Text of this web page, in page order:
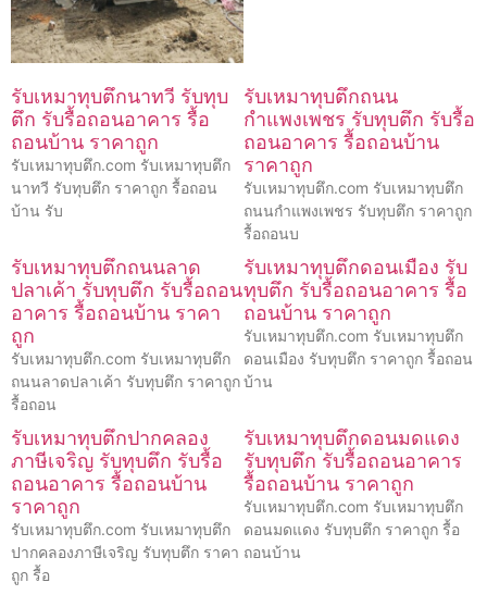
รับเหมาทุบตึกนาทวี รับทุบ
ตึก รับรื้อถอนอาคาร รื้อ
ถอนบ้าน ราคาถูก
รับเหมาทุบตึก.com รับเหมาทุบตึก
นาทวี รับทุบตึก ราคาถูก รื้อถอน
บ้าน รับ
รับเหมาทุบตึกถนน
กำแพงเพชร รับทุบตึก รับรื้อ
ถอนอาคาร รื้อถอนบ้าน
ราคาถูก
รับเหมาทุบตึก.com รับเหมาทุบตึก
ถนนกำแพงเพชร รับทุบตึก ราคาถูก
รื้อถอนบ
รับเหมาทุบตึกถนนลาด
ปลาเค้า รับทุบตึก รับรื้อถอน
อาคาร รื้อถอนบ้าน ราคา
ถูก
รับเหมาทุบตึก.com รับเหมาทุบตึก
ถนนลาดปลาเค้า รับทุบตึก ราคาถูก
รื้อถอน
รับเหมาทุบตึกดอนเมือง รับ
ทุบตึก รับรื้อถอนอาคาร รื้อ
ถอนบ้าน ราคาถูก
รับเหมาทุบตึก.com รับเหมาทุบตึก
ดอนเมือง รับทุบตึก ราคาถูก รื้อถอน
บ้าน
รับเหมาทุบตึกปากคลอง
ภาษีเจริญ รับทุบตึก รับรื้อ
ถอนอาคาร รื้อถอนบ้าน
ราคาถูก
รับเหมาทุบตึก.com รับเหมาทุบตึก
ปากคลองภาษีเจริญ รับทุบตึก ราคา
ถูก รื้อ
รับเหมาทุบตึกดอนมดแดง
รับทุบตึก รับรื้อถอนอาคาร
รื้อถอนบ้าน ราคาถูก
รับเหมาทุบตึก.com รับเหมาทุบตึก
ดอนมดแดง รับทุบตึก ราคาถูก รื้อ
ถอนบ้าน